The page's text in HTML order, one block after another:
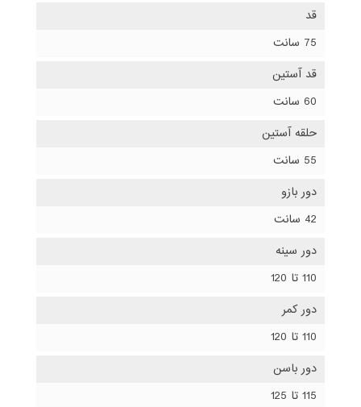
قد
75 سانت
قد آستین
60 سانت
حلقه آستین
55 سانت
دور بازو
42 سانت
دور سینه
110 تا 120
دور کمر
110 تا 120
دور باسن
115 تا 125